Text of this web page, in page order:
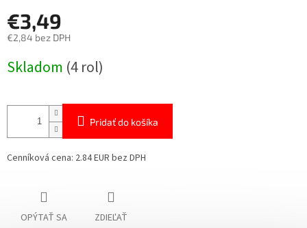
€3,49
€2,84 bez DPH
cena:
Skladom (4 rol)
Pridať do košíka
Cenníková cena: 2.84 EUR bez DPH
OPÝTAŤ SA ZDIEĽAŤ